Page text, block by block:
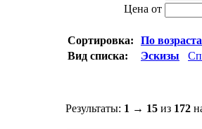
Цена от
Сортировка:
По
Вид списка:
Эскизы
Результаты: 1 → 15 из 172